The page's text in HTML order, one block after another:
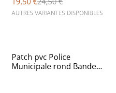
AUTRES VARIANTES DISPONIBLES
%
Patch pvc Police
Municipale rond Bande